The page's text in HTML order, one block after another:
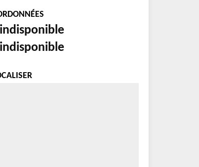
indisponible
indisponible